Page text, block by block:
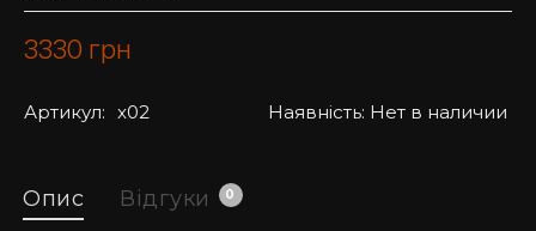
3330 грн
Артикул: x02 Наявність: Нет в наличии
Опис Відгуки 0